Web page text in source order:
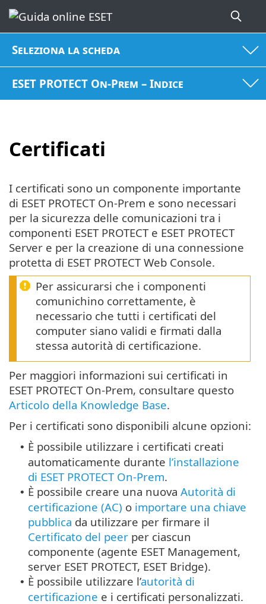
Seleziona la scheda
ESET PROTECT On-Prem – Indice
Certificati
I certificati sono un componente importante
di ESET PROTECT On-Prem e sono necessari
per la sicurezza delle comunicazioni tra i
componenti ESET PROTECT e ESET PROTECT
Server e per la creazione di una connessione
protetta di ESET PROTECT Web Console.
Per assicurarsi che i componenti
comunichino correttamente, è
necessario che tutti i certificati del
computer siano validi e firmati dalla
stessa autorità di certificazione.
Per maggiori informazioni sui certificati in
ESET PROTECT On-Prem, consultare questo
Articolo della Knowledge Base.
Per i certificati sono disponibili alcune opzioni:
• È possibile utilizzare i certificati creati
automaticamente durante l’installazione
di ESET PROTECT On-Prem.
• È possibile creare una nuova Autorità di
certificazione (AC) o importare una chiave
pubblica da utilizzare per firmare il
Certificato del peer per ciascun
componente (agente ESET Management,
server ESET PROTECT, ESET Bridge).
• È possibile utilizzare l’autorità di
certificazione e i certificati personalizzati.